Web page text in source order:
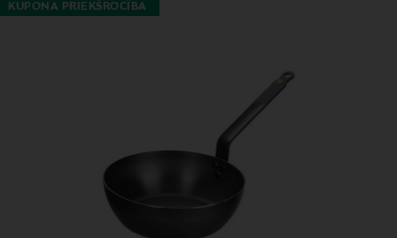
KUPONA PRIEKŠROCĪBA